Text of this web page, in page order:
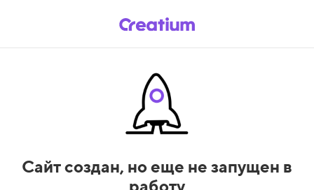
Сайт создан, но еще не запущен в
работу